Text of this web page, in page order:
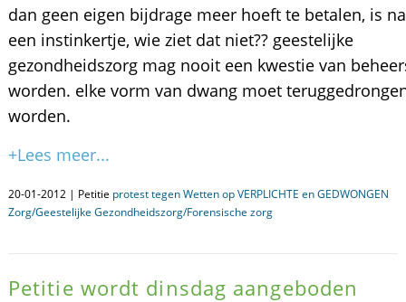
dan geen eigen bijdrage meer hoeft te betalen, is
een instinkertje, wie ziet dat niet?? geestelijke
gezondheidszorg mag nooit een kwestie van
worden. elke vorm van dwang moet
worden.
+Lees meer...
20-01-2012 | Petitie protest tegen Wetten op VERPLICHTE en GEDWONGEN
Zorg/Geestelijke Gezondheidszorg/Forensische zorg
Petitie wordt dinsdag aangeboden